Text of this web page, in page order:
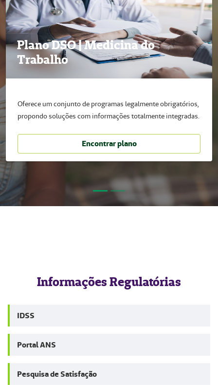
Plano DSO | Medicina do
Trabalho
Oferece um conjunto de programas legalmente obrigatórios,
propondo soluções com informações totalmente integradas.
Encontrar plano
Informações Regulatórias
IDSS
Portal ANS
Pesquisa de Satisfação